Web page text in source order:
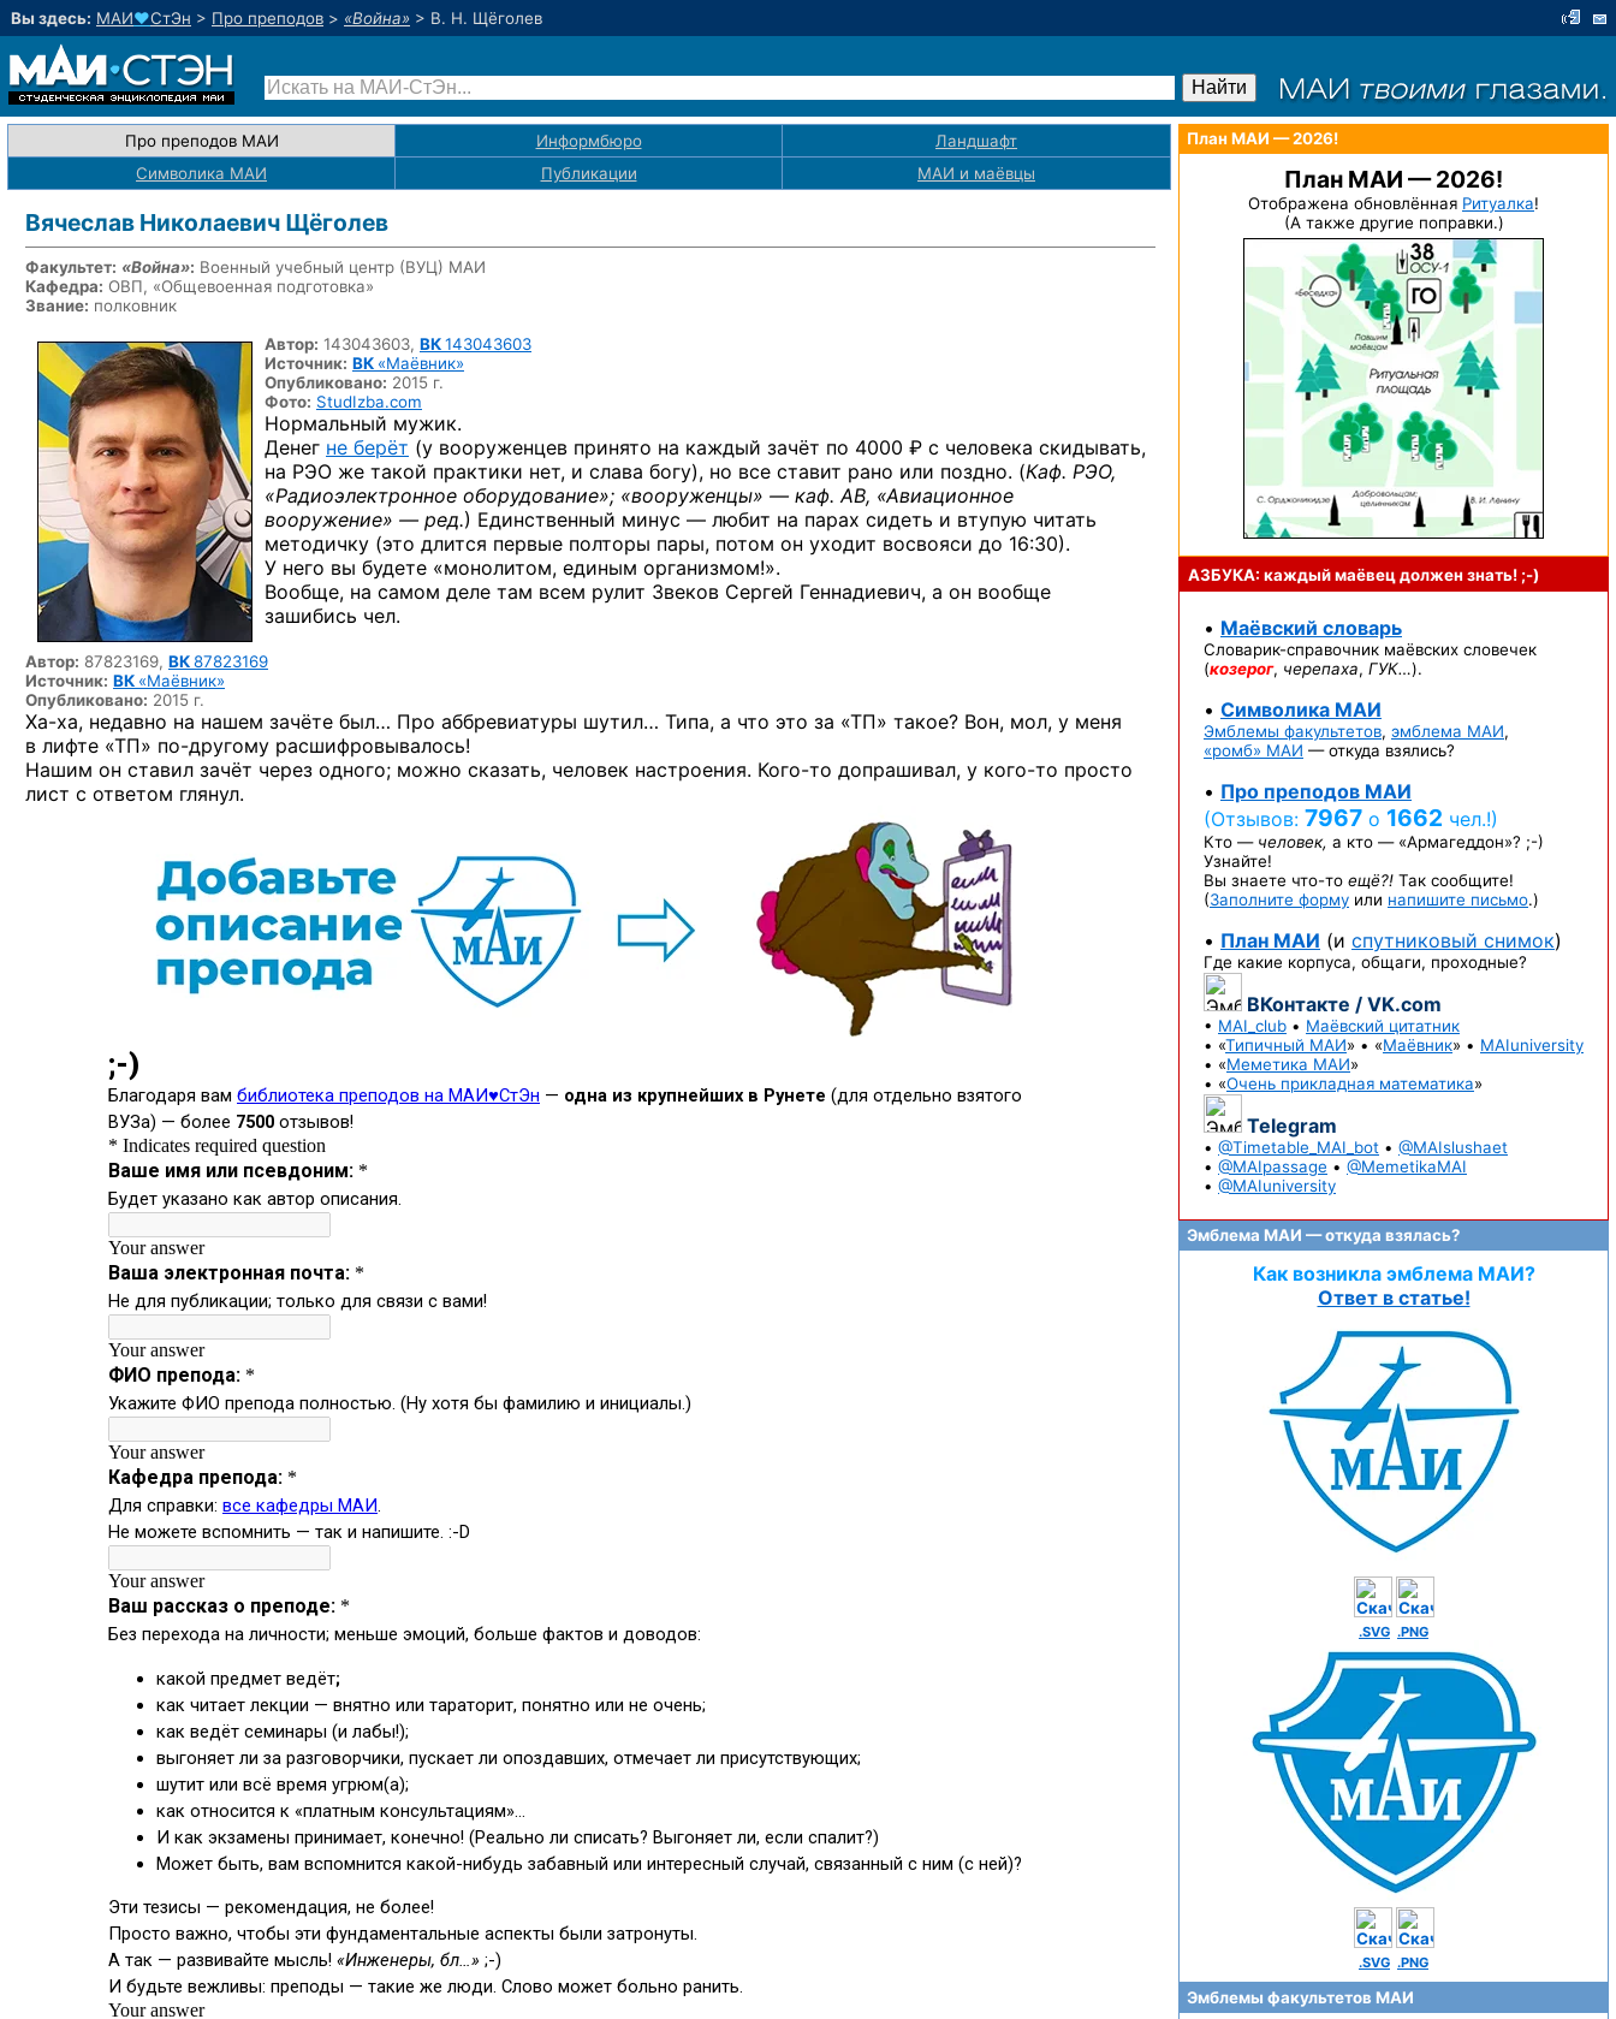
Вы здесь: МАИ♥СтЭн > Про преподов > «Война» > В. Н. Щёголев
Про преподов МАИ Информбюро
Ландшафт
Символика МАИ
Публикации МАИ и маёвцы
Вячеслав Николаевич Щёголев
Факультет: «Война»: Военный учебный центр (ВУЦ) МАИ
Кафедра: ОВП, «Общевоенная подготовка»
Звание: полковник
Автор: 143043603, ВК143043603
Источник: ВК «Маёвник»
Опубликовано: 2015 г.
Фото: StudIzba.com
Нормальный мужик.
Денег не берёт (у вооруженцев принято на каждый зачёт по 4000 ₽ с человека скидывать,
на РЭО же такой практики нет, и слава богу), но все ставит рано или поздно. (Каф. РЭО,
«Радиоэлектронное оборудование»; «вооруженцы» — каф. АВ, «Авиационное
вооружение» — ред.) Единственный минус — любит на парах сидеть и втупую читать
методичку (это длится первые полторы пары, потом он уходит восвояси до 16:30).
У него вы будете «монолитом, единым организмом!».
Вообще, на самом деле там всем рулит Звеков Сергей Геннадиевич, а он вообще
зашибись чел.
Автор: 87823169, ВК87823169
Источник: ВК «Маёвник»
Опубликовано: 2015 г.
Ха-ха, недавно на нашем зачёте был… Про аббревиатуры шутил… Типа, а что это за «ТП» такое? Вон, мол, у меня
в лифте «ТП» по-другому расшифровывалось!
Нашим он ставил зачёт через одного; можно сказать, человек настроения. Кого-то допрашивал, у кого-то просто
лист с ответом глянул.
План МАИ — 2026!
План МАИ — 2026!
Отображена обновлённая Ритуалка!
(А также другие поправки.)
АЗБУКА: каждый маёвец должензнать! ;-)
• Маёвский словарь
Словарик-справочник маёвских словечек
(козерог, черепаха, ГУК…).
• Символика МАИ
Эмблемы факультетов, эмблема МАИ,
«ромб» МАИ — откуда взялись?
• Про преподов МАИ
(Отзывов: 7967 о 1662 чел.!)
Кто — человек, а кто — «Армагеддон»? ;-)
Узнайте!
Вы знаете что-то ещё?! Так сообщите!
(Заполните форму или напишите письмо.)
• План МАИ (и спутниковый снимок)
Где какие корпуса, общаги, проходные?
ВКонтакте / VK.com
• MAI_club • Маёвский цитатник
• «Типичный МАИ» • «Маёвник» • MAIuniversity
• «Меметика МАИ»
• «Очень прикладная математика»
Telegram
• @Timetable_MAI_bot • @MAIslushaet
• @MAIpassage • @MemetikaMAI
• @MAIuniversity
Эмблема МАИ — откуда взялась?
Как возникла эмблема МАИ?
Ответ в статье!
.SVG .PNG
.SVG .PNG
Эмблемы факультетов МАИ